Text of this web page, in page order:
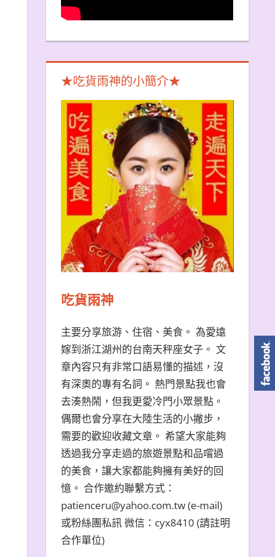
★吃貨雨神的小簡介★
吃貨雨神
主要分享旅游、住宿、美食。 為愛遠
嫁到浙江湖州的台南天秤座女子。 文
章內容只有非常口語易懂的描述，沒
有深奧的專有名詞。 熱門景點我也會
去湊熱鬧，但我更愛冷門小眾景點。
偶爾也會分享在大陸生活的小撇步，
需要的歡迎收藏文章。 希望大家能夠
透過我分享走過的旅遊景點和品嚐過
的美食，讓大家都能夠擁有美好的回
憶。 合作邀約聯繫方式：
patienceru@yahoo.com.tw (e-mail)
或粉絲團私訊 微信：cyx8410 (請註明
合作單位)